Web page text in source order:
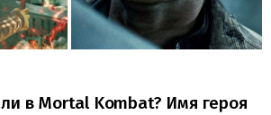
в Mortal Kombat? Имя героя